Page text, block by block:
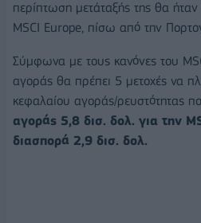
περίπτωση μετάταξής της θα
MSCI Europe, πίσω από την
Σύμφωνα με τους κανόνες του
αγοράς θα πρέπει 5 μετοχές να
κεφαλαίου αγοράς/ρευστότητας
αγοράς 5,8 δισ. δολ. για την
διασπορά 2,9 δισ. δολ.